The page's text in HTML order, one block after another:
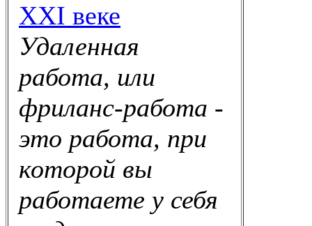
XXI веке
Удаленная
работа, или
фриланс-работа -
это работа, при
которой вы
работаете у себя